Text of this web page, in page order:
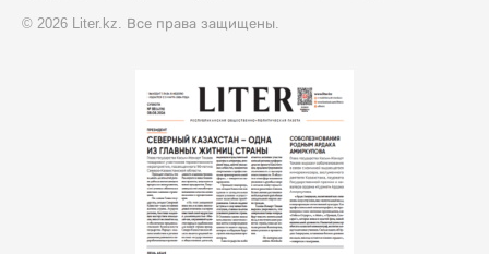
© 2026 Liter.kz. Все права защищены.